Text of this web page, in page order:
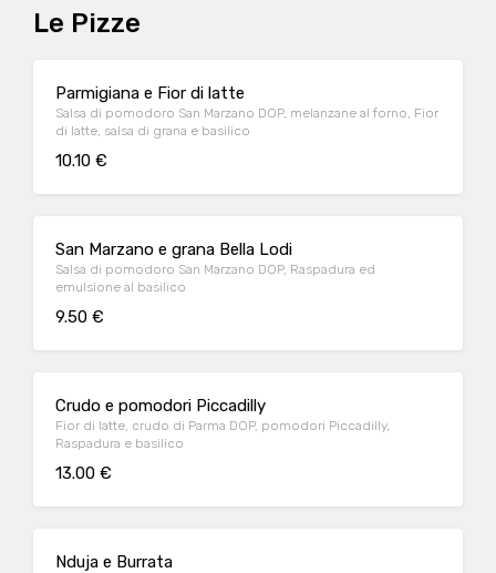
Le Pizze
Parmigiana e Fior di latte
Salsa di pomodoro San Marzano DOP, melanzane al forno, Fior
di latte, salsa di grana e basilico
10.10 €
San Marzano e grana Bella Lodi
Salsa di pomodoro San Marzano DOP, Raspadura ed
emulsione al basilico
9.50 €
Crudo e pomodori Piccadilly
Fior di latte, crudo di Parma DOP, pomodori Piccadilly,
Raspadura e basilico
13.00 €
Nduja e Burrata